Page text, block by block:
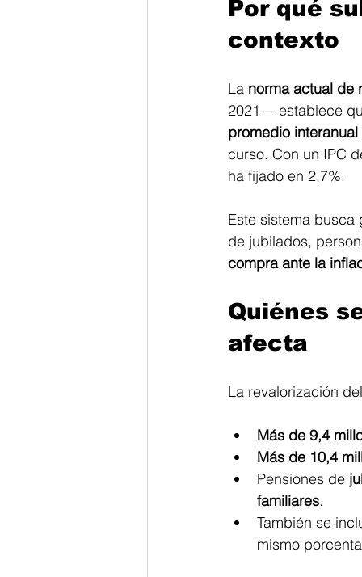
Por qué
contexto
La norma actual de
2021— establece
promedio interanual
curso. Con un IPC
ha fijado en 2,7%.
Este sistema
de jubilados,
compra ante la
Quiénes
afecta
La revalorización
Más de 9,4
Más de 10,4
Pensiones de
familiares.
También se
mismo